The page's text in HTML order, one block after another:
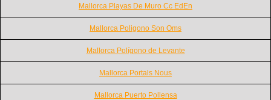
Mallorca Playas De Muro Cc EdEn
Mallorca Poligono Son Oms
Mallorca Polígono de Levante
Mallorca Portals Nous
Mallorca Puerto Pollensa